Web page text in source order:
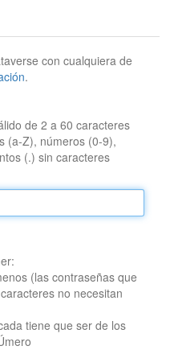
con cualquiera de
.
de 2 a 60 caracteres
(a-Z), números (0-9),
(.) sin caracteres
(las contraseñas que
no necesitan
tiene que ser de los